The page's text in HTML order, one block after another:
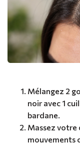
Mélangez 2
noir avec 1
bardane.
Massez votre
mouvements